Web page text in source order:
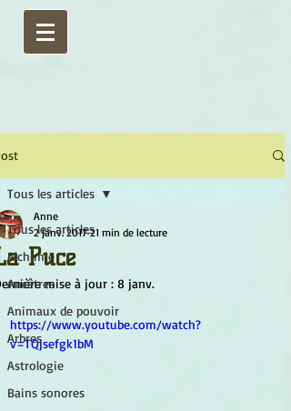
Tous les articles
Alchimie
Ancêtres
Animaux de pouvoir
Arbres
Astrologie
Bains sonores
Tous les articles
Puce
Anne
2 janv. 2017 21 min de lecture
mise à jour : 8 janv.
https://www.youtube.com/watch?
v=TQjsefgk1bM